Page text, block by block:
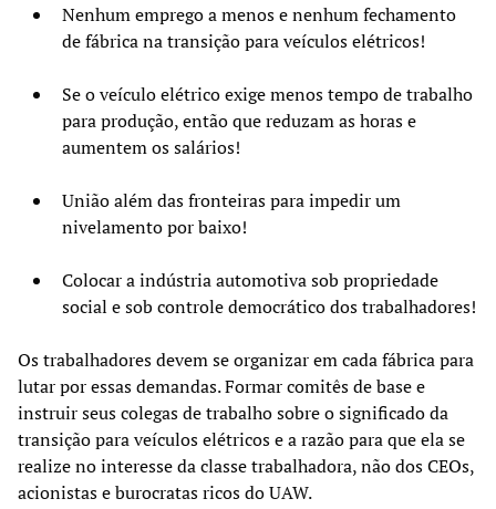
Nenhum emprego a menos e nenhum fechamento
de fábrica na transição para veículos elétricos!
Se o veículo elétrico exige menos tempo de trabalho
para produção, então que reduzam as horas e
aumentem os salários!
União além das fronteiras para impedir um
nivelamento por baixo!
Colocar a indústria automotiva sob propriedade
social e sob controle democrático dos trabalhadores!
Os trabalhadores devem se organizar em cada fábrica para
lutar por essas demandas. Formar comitês de base e
instruir seus colegas de trabalho sobre o significado da
transição para veículos elétricos e a razão para que ela se
realize no interesse da classe trabalhadora, não dos CEOs,
acionistas e burocratas ricos do UAW.